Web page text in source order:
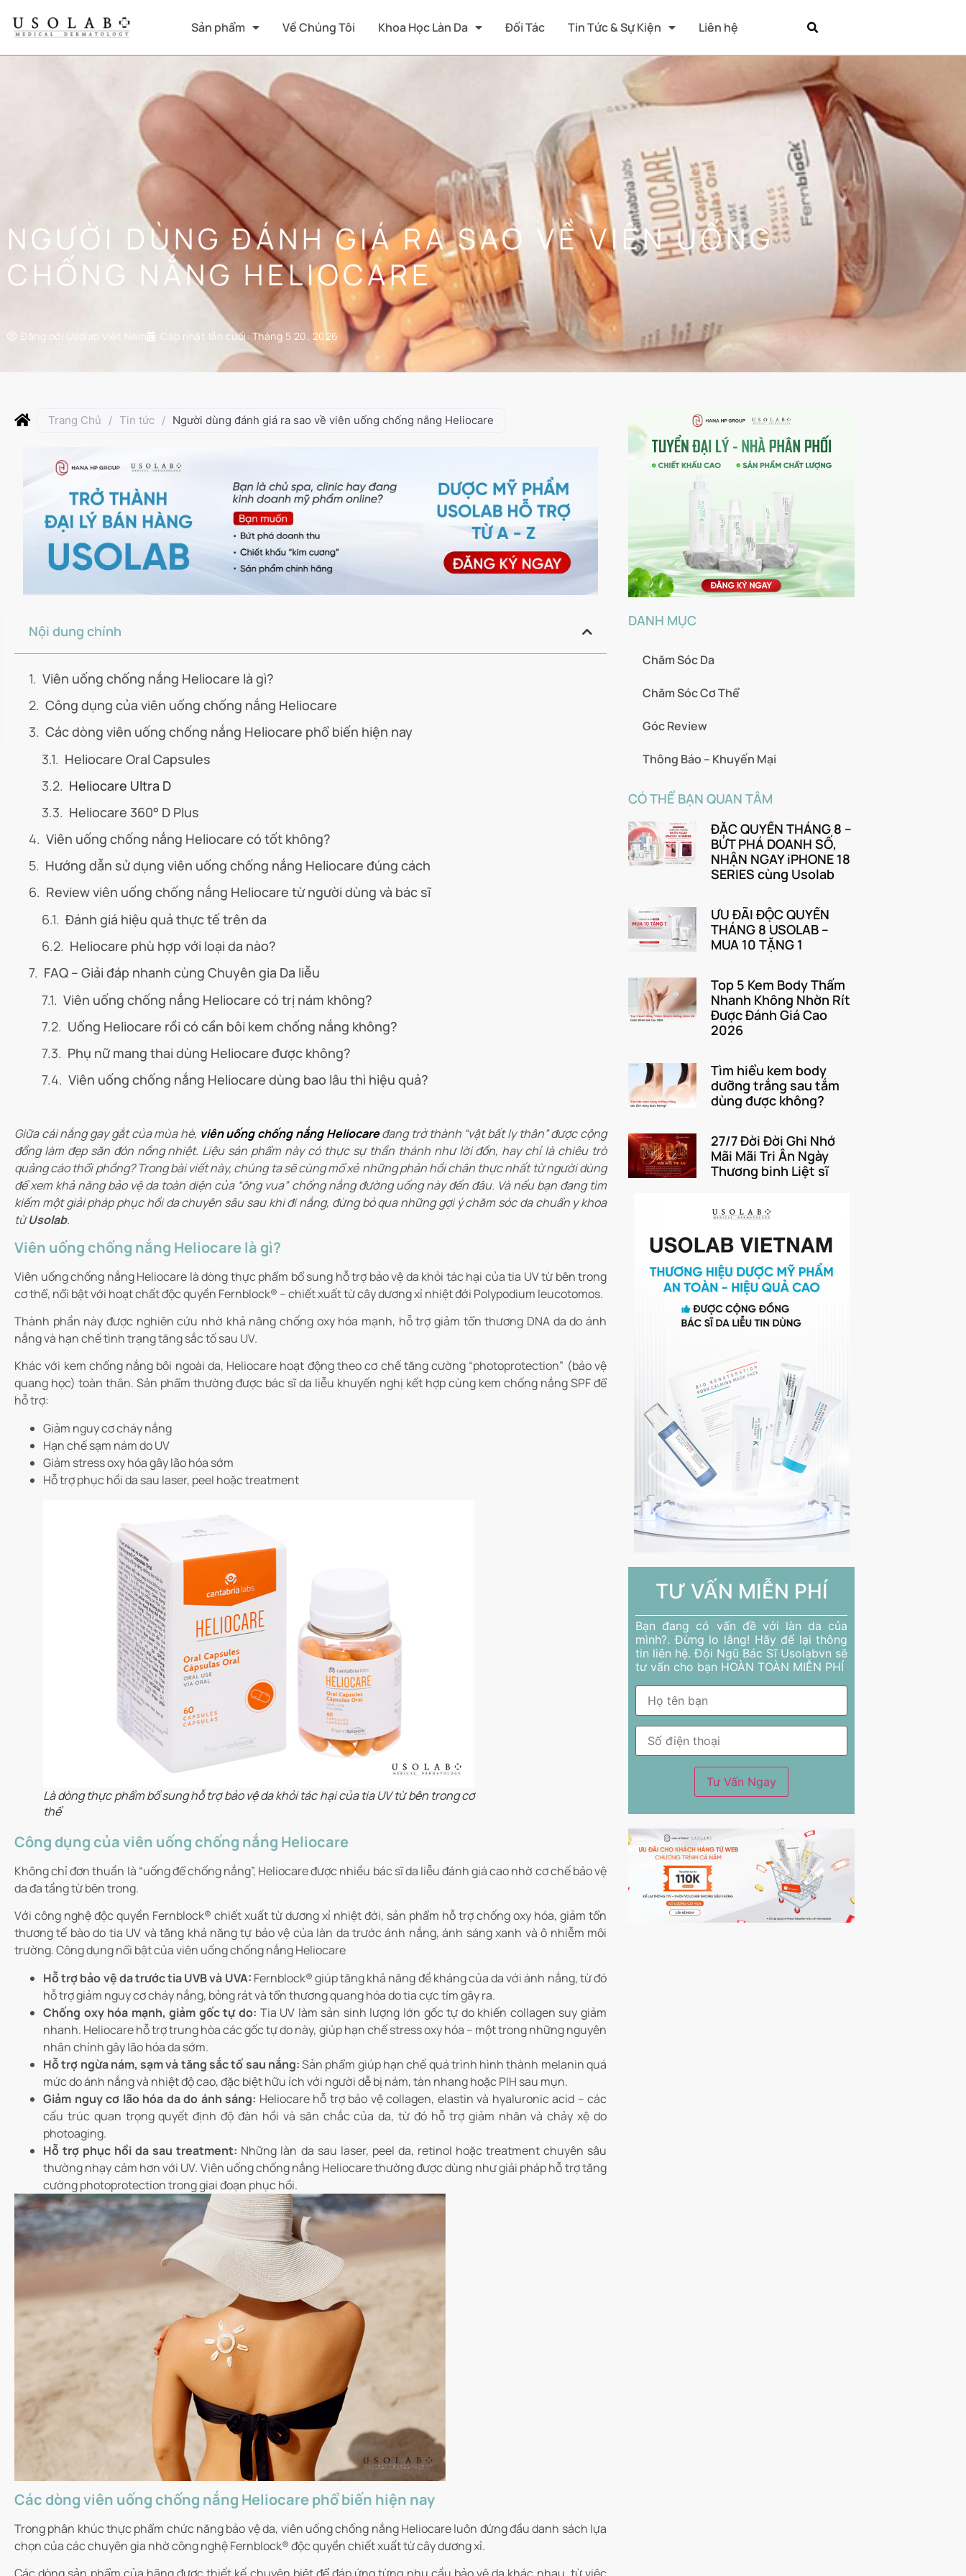
Sản phẩm Về Chúng Tôi Khoa Học Làn Da Đối Tác Tin Tức & Sự Kiện Liên hệ
NGƯỜI DÙNG ĐÁNH GIÁ RA SAO VỀ VIÊN UỐNG
CHỐNG NẮNG HELIOCARE
Đăng bởi Usolab Việt Nam Cập nhật lần cuối: Tháng 5 20, 2026
Trang Chủ / Tin tức / Người dùng đánh giá ra sao về viên uống chống nắng Heliocare
Nội dung chính
Viên uống chống nắng Heliocare là gì?
Công dụng của viên uống chống nắng Heliocare
Các dòng viên uống chống nắng Heliocare phổ biến hiện nay
Heliocare Oral Capsules
Heliocare Ultra D
Heliocare 360° D Plus
Viên uống chống nắng Heliocare có tốt không?
Hướng dẫn sử dụng viên uống chống nắng Heliocare đúng cách
Review viên uống chống nắng Heliocare từ người dùng và bác sĩ
Đánh giá hiệu quả thực tế trên da
Heliocare phù hợp với loại da nào?
FAQ – Giải đáp nhanh cùng Chuyên gia Da liễu
Viên uống chống nắng Heliocare có trị nám không?
Uống Heliocare rồi có cần bôi kem chống nắng không?
Phụ nữ mang thai dùng Heliocare được không?
Viên uống chống nắng Heliocare dùng bao lâu thì hiệu quả?
Giữa cái nắng gay gắt của mùa hè, viên uống chống nắng Heliocaređang trở thành “vật bất ly thân” được cộng
đồng làm đẹp săn đón nồng nhiệt. Liệu sản phẩm này có thực sự thần thánh như lời đồn, hay chỉ là chiêu trò
quảng cáo thổi phồng? Trong bài viết này, chúng ta sẽ cùng mổ xẻ những phản hồi chân thực nhất từ người dùng
để xem khả năng bảo vệ da toàn diện của “ông vua” chống nắng đường uống này đến đâu. Và nếu bạn đang tìm
kiếm một giải pháp phục hồi da chuyên sâu sau khi đi nắng, đừng bỏ qua những gợi ý chăm sóc da chuẩn y khoa
từUsolab.
Viên uống chống nắng Heliocare là gì?
Viên uống chống nắng Heliocare là dòng thực phẩm bổ sung hỗ trợ bảo vệ da khỏi tác hại của tia UV từ bên trong
cơ thể, nổi bật với hoạt chất độc quyền Fernblock® – chiết xuất từ cây dương xỉ nhiệt đới Polypodium leucotomos.
Thành phần này được nghiên cứu nhờ khả năng chống oxy hóa mạnh, hỗ trợ giảm tổn thương DNA da do ánh
nắng và hạn chế tình trạng tăng sắc tố sau UV.
Khác với kem chống nắng bôi ngoài da, Heliocare hoạt động theo cơ chế tăng cường “photoprotection” (bảo vệ
quang học) toàn thân. Sản phẩm thường được bác sĩ da liễu khuyến nghị kết hợp cùng kem chống nắng SPF để
hỗ trợ:
Giảm nguy cơ cháy nắng
Hạn chế sạm nám do UV
Giảm stress oxy hóa gây lão hóa sớm
Hỗ trợ phục hồi da sau laser, peel hoặc treatment
Là dòng thực phẩm bổ sung hỗ trợ bảo vệ da khỏi tác hại của tia UV từ bên trong cơ
thể
Công dụng của viên uống chống nắng Heliocare
Không chỉ đơn thuần là “uống để chống nắng”, Heliocare được nhiều bác sĩ da liễu đánh giá cao nhờ cơ chế bảo vệ
da đa tầng từ bên trong.
Với công nghệ độc quyền Fernblock® chiết xuất từ dương xỉ nhiệt đới, sản phẩm hỗ trợ chống oxy hóa, giảm tổn
thương tế bào do tia UV và tăng khả năng tự bảo vệ của làn da trước ánh nắng, ánh sáng xanh và ô nhiễm môi
trường. Công dụng nổi bật của viên uống chống nắng Heliocare
Hỗ trợ bảo vệ da trước tia UVB và UVA: Fernblock® giúp tăng khả năng đề kháng của da với ánh nắng, từ đó
hỗ trợ giảm nguy cơ cháy nắng, bỏng rát và tổn thương quang hóa do tia cực tím gây ra.
Chống oxy hóa mạnh, giảm gốc tự do: Tia UV làm sản sinh lượng lớn gốc tự do khiến collagen suy giảm
nhanh. Heliocare hỗ trợ trung hòa các gốc tự do này, giúp hạn chế stress oxy hóa – một trong những nguyên
nhân chính gây lão hóa da sớm.
Hỗ trợ ngừa nám, sạm và tăng sắc tố sau nắng:Sản phẩm giúp hạn chế quá trình hình thành melanin quá
mức do ánh nắng và nhiệt độ cao, đặc biệt hữu ích với người dễ bị nám, tàn nhang hoặc PIH sau mụn.
Giảm nguy cơ lão hóa da do ánh sáng: Heliocare hỗ trợ bảo vệ collagen, elastin và hyaluronic acid – các
cấu trúc quan trọng quyết định độ đàn hồi và săn chắc của da, từ đó hỗ trợ giảm nhăn và chảy xệ do
photoaging.
Hỗ trợ phục hồi da sau treatment: Những làn da sau laser, peel da, retinol hoặc treatment chuyên sâu
thường nhạy cảm hơn với UV. Viên uống chống nắng Heliocare thường được dùng như giải pháp hỗ trợ tăng
cường photoprotection trong giai đoạn phục hồi.
Các dòng viên uống chống nắng Heliocare phổ biến hiện nay
Trong phân khúc thực phẩm chức năng bảo vệ da, viên uống chống nắng Heliocare luôn đứng đầu danh sách lựa
chọn của các chuyên gia nhờ công nghệ Fernblock® độc quyền chiết xuất từ cây dương xỉ.
DANH MỤC
Chăm Sóc Da
Chăm Sóc Cơ Thể
Góc Review
Thông Báo – Khuyến Mại
CÓ THỂ BẠN QUAN TÂM
ĐẶC QUYỀN THÁNG 8 –
BỨT PHÁ DOANH SỐ,
NHẬN NGAY iPHONE 18
SERIES cùng Usolab
ƯU ĐÃI ĐỘC QUYỀN
THÁNG 8 USOLAB –
MUA 10 TẶNG 1
Top 5 Kem Body Thấm
Nhanh Không Nhờn Rít
Được Đánh Giá Cao
2026
Tìm hiểu kem body
dưỡng trắng sau tắm
dùng được không?
27/7 Đời Đời Ghi Nhớ
Mãi Mãi Tri Ân Ngày
Thương binh Liệt sĩ
TƯ VẤN MIỄN PHÍ
Bạn đang có vấn đề với làn da của
mình?. Đừng lo lắng! Hãy để lại thông
tin liên hệ. Đội Ngũ Bác Sĩ Usolabvn sẽ
tư vấn cho bạn HOÀN TOÀN MIỄN PHÍ